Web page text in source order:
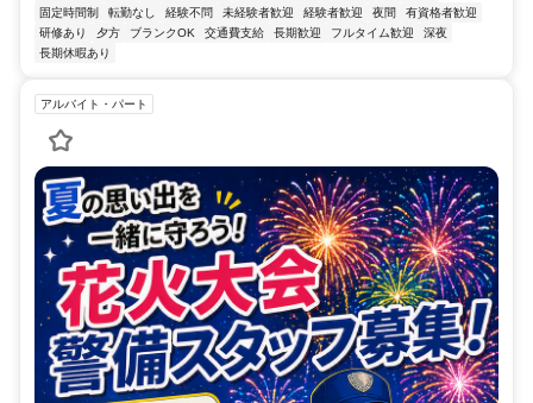
固定時間制
転勤なし 経験不問 未経験者歓迎 経験者歓迎 夜間
有資格者歓迎
研修あり
夕方 ブランクOK 交通費支給 長期歓迎 フルタイム歓迎
深夜
長期休暇あり
アルバイト・パート